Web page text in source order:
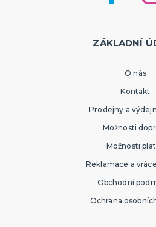
ZÁKLADNÍ
O nás
Kontakt
Prodejny a
Možnosti
Možnosti
Reklamace a
Obchodní
Ochrana